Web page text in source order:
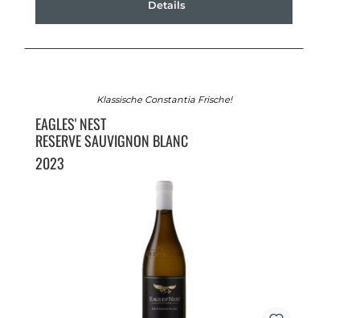
Details
Klassische Constantia Frische!
EAGLES' NEST
RESERVE SAUVIGNON BLANC
2023